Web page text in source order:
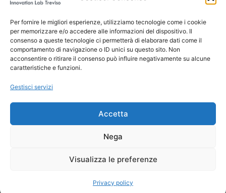
Per fornire le migliori esperienze, utilizziamo tecnologie come i cookie
per memorizzare e/o accedere alle informazioni del dispositivo. Il
consenso a queste tecnologie ci permetterà di elaborare dati come il
comportamento di navigazione o ID unici su questo sito. Non
acconsentire o ritirare il consenso può influire negativamente su alcune
caratteristiche e funzioni.
Gestisci servizi
Accetta
Nega
Visualizza le preferenze
Privacy policy
Invia
Copyright © 2025 #INNOTV Innovation Lab Treviso